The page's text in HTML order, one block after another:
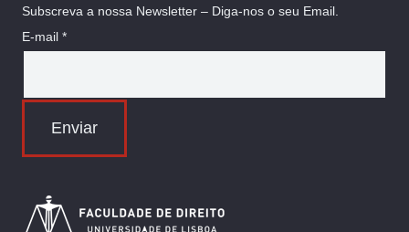
Subscreva a nossa Newsletter – Diga-nos o seu Email.
E-mail *